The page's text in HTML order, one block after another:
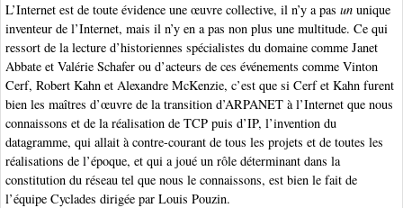
L’Internet est de toute évidence une œuvre collective, il n’y a pas un unique
inventeur de l’Internet, mais il n’y en a pas non plus une multitude. Ce qui
ressort de la lecture d’historiennes spécialistes du domaine comme Janet
Abbate et Valérie Schafer ou d’acteurs de ces événements comme Vinton
Cerf, Robert Kahn et Alexandre McKenzie, c’est que si Cerf et Kahn furent
bien les maîtres d’œuvre de la transition d’ARPANET à l’Internet que nous
connaissons et de la réalisation de TCP puis d’IP, l’invention du
datagramme, qui allait à contre-courant de tous les projets et de toutes les
réalisations de l’époque, et qui a joué un rôle déterminant dans la
constitution du réseau tel que nous le connaissons, est bien le fait de
l’équipe Cyclades dirigée par Louis Pouzin.